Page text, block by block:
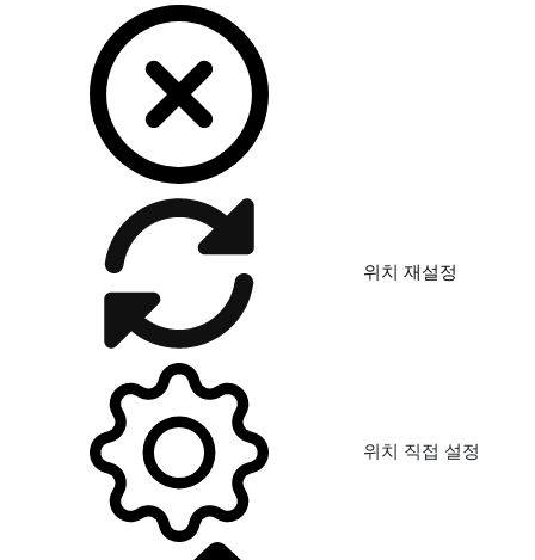
위치 재설정
위치 직접 설정